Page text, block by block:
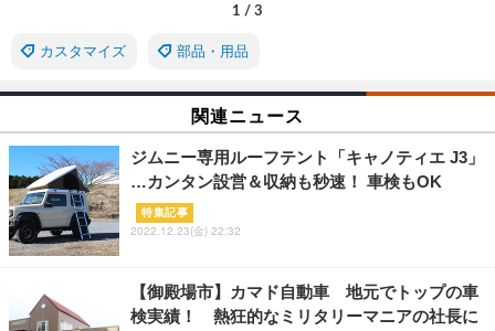
1 / 3
カスタマイズ 部品・用品
関連ニュース
ジムニー専用ルーフテント「キャノティエ J3」
…カンタン設営＆収納も秒速！ 車検もOK
特集記事
2022.12.23(金) 22:32
【御殿場市】カマド自動車 地元でトップの車
検実績！ 熱狂的なミリタリーマニアの社長に